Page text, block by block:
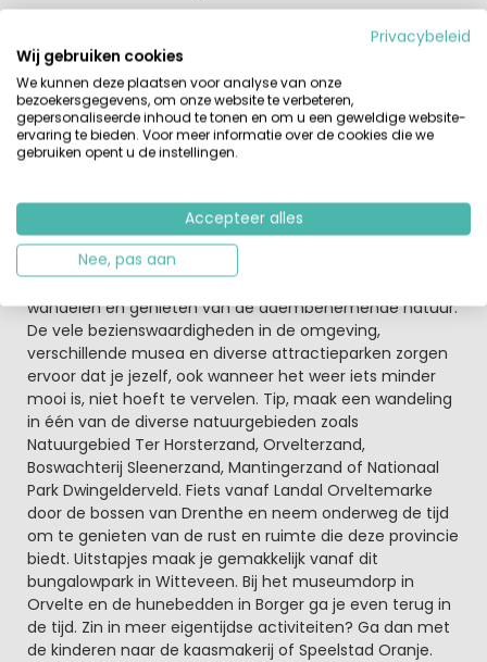
Smaakvolle vakantiewoningen en comfortabel
ingericht op Orveltermarke
Ook de bungalows zelf ogen klassiek, maar ze zijn
voorzien van alle comfort van nu. Het park beschikt over
alle moderne gemakken zoals een restaurant, zwembad
en overdekte kinderspeelplaats. Je golfvaardigheden kun
Genoeg te zien, te doen en te beleven
In de prachtige omgeving van Landal Orveltermarke is
voor jong en oud veel te beleven. Je kunt heerlijk fietsen,
wandelen en genieten van de adembenemende natuur.
De vele bezienswaardigheden in de omgeving,
verschillende musea en diverse attractieparken zorgen
ervoor dat je jezelf, ook wanneer het weer iets minder
mooi is, niet hoeft te vervelen. Tip, maak een wandeling
in één van de diverse natuurgebieden zoals
Natuurgebied Ter Horsterzand, Orvelterzand,
Boswachterij Sleenerzand, Mantingerzand of Nationaal
Park Dwingelderveld. Fiets vanaf Landal Orveltemarke
door de bossen van Drenthe en neem onderweg de tijd
om te genieten van de rust en ruimte die deze provincie
biedt. Uitstapjes maak je gemakkelijk vanaf dit
bungalowpark in Witteveen. Bij het museumdorp in
Orvelte en de hunebedden in Borger ga je even terug in
de tijd. Zin in meer eigentijdse activiteiten? Ga dan met
de kinderen naar de kaasmakerij of Speelstad Oranje.
Privacybeleid
Wij gebruiken cookies
We kunnen deze plaatsen voor analyse van onze
bezoekersgegevens, om onze website te verbeteren,
gepersonaliseerde inhoud te tonen en om u een geweldige website-
ervaring te bieden. Voor meer informatie over de cookies die we
gebruiken opent u de instellingen.
Accepteer alles
Nee, pas aan